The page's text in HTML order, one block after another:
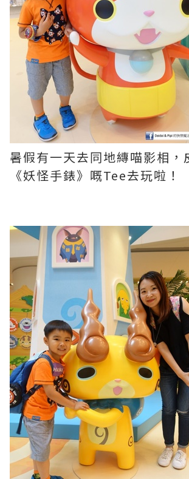
暑假有一天去同地縳喵影相，
《妖怪手錶》嘅Tee去玩啦！